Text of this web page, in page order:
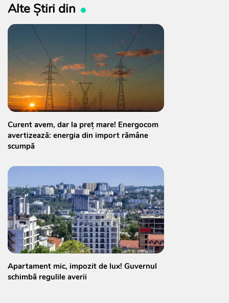
Alte Știri din
Curent avem, dar la preț mare! Energocom
avertizează: energia din import rămâne
scumpă
Apartament mic, impozit de lux! Guvernul
schimbă regulile averii